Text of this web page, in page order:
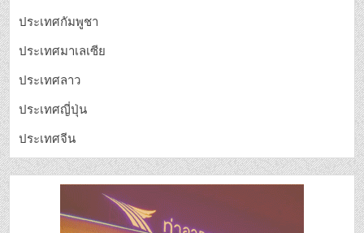
ประเทศกัมพูชา
ประเทศมาเลเซีย
ประเทศลาว
ประเทศญี่ปุ่น
ประเทศจีน